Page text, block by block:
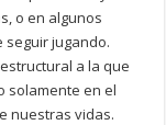
o en algunos
jugando.
a la que
solamente en el
nuestras vidas.